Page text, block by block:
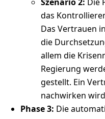
das
Das Vertrauen
die
allem die
Regierung
gestellt. Ein
nachwirken
Phase 3: Die